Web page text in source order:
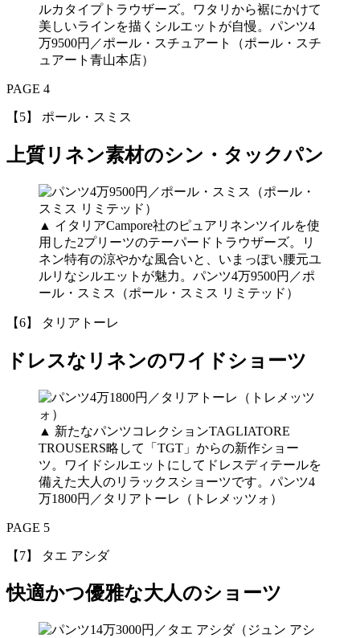
ルカタイプトラウザーズ。ワタリから裾にかけて
美しいラインを描くシルエットが自慢。パンツ4
万9500円／ポール・スチュアート（ポール・スチ
ュアート青山本店）
PAGE 4
【5】 ポール・スミス
上質リネン素材のシン・タックパン
▲ イタリアCampore社のピュアリネンツイルを使
用した2プリーツのテーパードトラウザーズ。リ
ネン特有の涼やかな風合いと、いまっぽい腰元ユ
ルリなシルエットが魅力。パンツ4万9500円／ポ
ール・スミス（ポール・スミス リミテッド）
【6】 タリアトーレ
ドレスなリネンのワイドショーツ
▲ 新たなパンツコレクションTAGLIATORE
TROUSERS略して「TGT」からの新作ショー
ツ。ワイドシルエットにしてドレスディテールを
備えた大人のリラックスショーツです。パンツ4
万1800円／タリアトーレ（トレメッツォ）
PAGE 5
【7】 タエ アシダ
快適かつ優雅な大人のショーツ